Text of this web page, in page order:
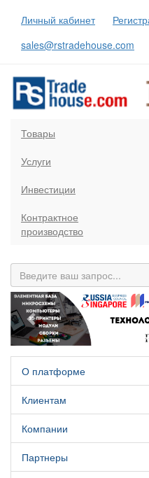
Личный кабинет
sales@rstradehouse.com
Товары
Услуги
Инвестиции
Контрактное
производство
Previous
О платформе
Клиентам
Компании
Партнеры